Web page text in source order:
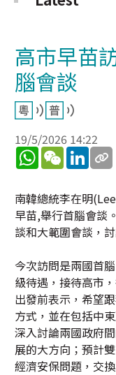
高市早苗
腦會談
19/5/2026 14:22
WhatsApp
WeChat
南韓總統李在明
早苗,舉行首腦會談
談和大範圍會談，
今次訪問是兩國首
級待遇，接待高市
出發前表示，希望
方式，並在包括中
深入討論兩國政府
展的大方向；預計
經濟安保問題，交